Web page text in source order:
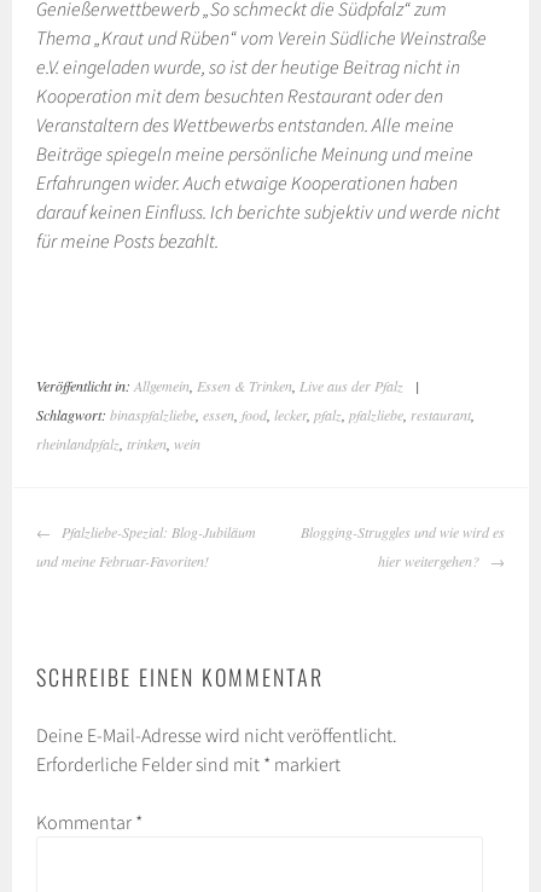
Genießerwettbewerb „So schmeckt die Südpfalz“ zum
Thema „Kraut und Rüben“ vom Verein Südliche Weinstraße
e.V. eingeladen wurde, so ist der heutige Beitrag nicht in
Kooperation mit dem besuchten Restaurant oder den
Veranstaltern des Wettbewerbs entstanden. Alle meine
Beiträge spiegeln meine persönliche Meinung und meine
Erfahrungen wider. Auch etwaige Kooperationen haben
darauf keinen Einfluss. Ich berichte subjektiv und werde nicht
für meine Posts bezahlt.
Veröffentlicht in:Allgemein,Essen & Trinken,Live aus der Pfalz
|
Schlagwort:binaspfalzliebe,essen,food,lecker,pfalz,pfalzliebe,restaurant,
rheinlandpfalz,trinken, wein
BEITRAGS-
NAVIGATION
Pfalzliebe-Spezial: Blog-Jubiläum
und meine Februar-Favoriten!
Blogging-Struggles und wie wird es
hier weitergehen?
SCHREIBE EINEN KOMMENTAR
Deine E-Mail-Adresse wird nicht veröffentlicht.
Erforderliche Felder sind mit * markiert
Kommentar *